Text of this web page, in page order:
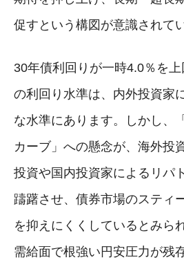
促すという構図が意識されて
30年債利回りが一時4.0％を
の利回り水準は、内外投資家
な水準にあります。しかし、
カーブ」への懸念が、海外投
投資や国内投資家によるリパ
躊躇させ、債券市場のスティ
を抑えにくくしているとみら
需給面で根強い円安圧力が残